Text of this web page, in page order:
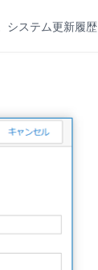
システム更新履歴